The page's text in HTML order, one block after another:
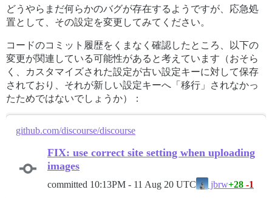
どうやらまだ何らかのバグが存在するようですが、応急処
置として、その設定を変更してみてください。
コードのコミット履歴をくまなく確認したところ、以下の
変更が関連している可能性があると考えています（おそら
く、カスタマイズされた設定が古い設定キーに対して保存
されており、それが新しい設定キーへ「移行」されなかっ
たためではないでしょうか）：
github.com/discourse/discourse
FIX: use correct site setting when uploading
images
committed 10:13PM - 11 Aug 20 UTC jbrw+28 -1